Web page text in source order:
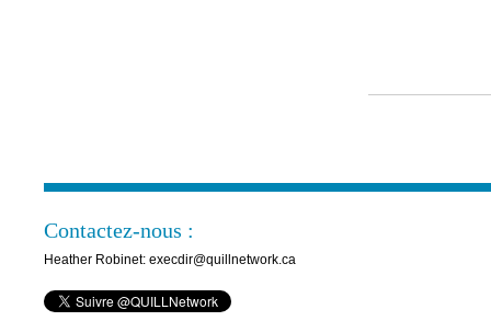
Contactez-nous :
Heather Robinet: execdir@quillnetwork.ca